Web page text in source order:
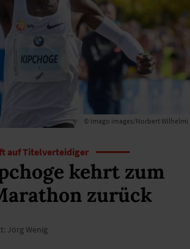
© imago images/Norbert Wilhelmi
auf Titelverteidiger
kehrt zum
zurück
Jörg Wenig